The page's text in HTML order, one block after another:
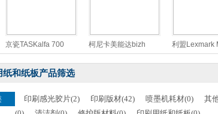
京瓷TASKalfa 700 柯尼卡美能达bizh 利盟Lexmark
纸和纸板产品筛选
印刷感光胶片(2) 印刷版材(42) 喷墨机耗材(0) 其